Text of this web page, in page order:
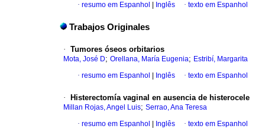
· resumo em Espanhol Inglês · texto em Espanhol
Trabajos Originales
· Tumores óseos orbitarios
Mota, José D; Orellana, María Eugenia; Estribí, Margarita
· resumo em Espanhol Inglês · texto em Espanhol
· Histerectomía vaginal en ausencia de histerocele
Millan Rojas, Angel Luis; Serrao, Ana Teresa
· resumo em Espanhol Inglês · texto em Espanhol